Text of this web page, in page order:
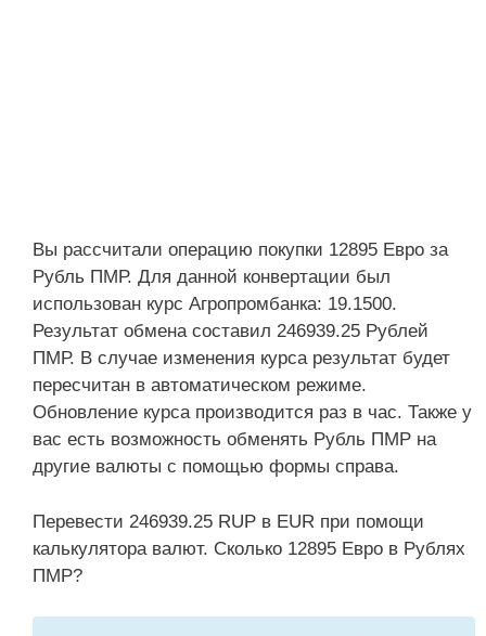
Вы рассчитали операцию покупки 12895 Евро за
Рубль ПМР. Для данной конвертации был
использован курс Агропромбанка: 19.1500.
Результат обмена составил 246939.25 Рублей
ПМР. В случае изменения курса результат будет
пересчитан в автоматическом режиме.
Обновление курса производится раз в час. Также у
вас есть возможность обменять Рубль ПМР на
другие валюты с помощью формы справа.
Перевести 246939.25 RUP в EUR при помощи
калькулятора валют. Сколько 12895 Евро в Рублях
ПМР?